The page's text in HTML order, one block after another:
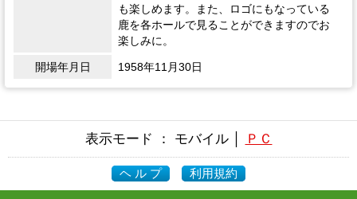
も楽しめます。また、ロゴにもなっている
鹿を各ホールで見ることができますのでお
楽しみに。
開場年月日 1958年11月30日
表示モード ： モバイル │ ＰＣ
ヘ ル プ 利用規約